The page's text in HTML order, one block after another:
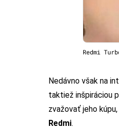
Redmi
Nedávno však na
taktiež inšpiráciou
zvažovať jeho
Redmi.